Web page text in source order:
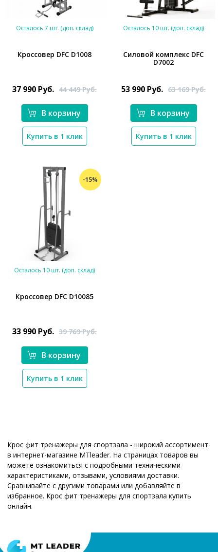
Осталось 7 шт. (доп. склад)
Кроссовер DFC D1008
37 990 Руб. 44 449Руб.
В корзину
Купить в 1 клик
Осталось 10 шт. (доп. склад)
Силовой комплекс DFC
D7002
53 990 Руб. 63 169Руб.
В корзину
Купить в 1 клик
-15%
Осталось 10 шт. (доп. склад)
Кроссовер DFC D10085
33 990 Руб. 39 769Руб.
В корзину
Купить в 1 клик
Крос фит тренажеры для спортзала - широкий ассортимент
в интернет-магазине MTleader. На страницах товаров вы
можете ознакомиться с подробными техническими
характеристиками, отзывами, условиями доставки.
Сравнивайте с другими товарами или добавляйте в
избранное. Крос фит тренажеры для спортзала купить
онлайн.